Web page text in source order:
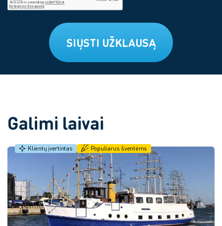
SIŲSTI UŽKLAUSĄ
Galimi laivai
Klientų įvertintas Populiarus šventėms